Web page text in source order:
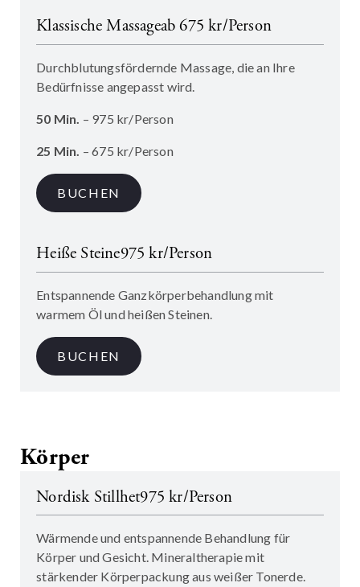
Klassische Massageab 675 kr/Person
Durchblutungsfördernde Massage, die an Ihre
Bedürfnisse angepasst wird.
50 Min. – 975 kr/Person
25 Min. – 675 kr/Person
BUCHEN
Heiße Steine975 kr/Person
Entspannende Ganzkörperbehandlung mit
warmem Öl und heißen Steinen.
BUCHEN
Körper
Nordisk Stillhet975 kr/Person
Wärmende und entspannende Behandlung für
Körper und Gesicht. Mineraltherapie mit
stärkender Körperpackung aus weißer Tonerde.